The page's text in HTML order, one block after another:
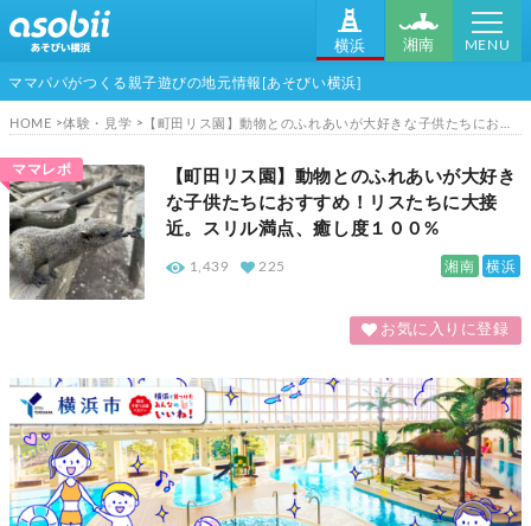
横浜 湘南 MENU
ママパパがつくる親子遊びの地元情報[あそびい横浜]
HOME 体験・見学 【町田リス園】動物とのふれあいが大好きな子供たちにおすすめ！リスたちに大接近。スリル満点、癒し度１００%
ママレポ
【町田リス園】動物とのふれあいが大好き
な子供たちにおすすめ！リスたちに大接
近。スリル満点、癒し度１００%
湘南 横浜
1,439 225
お気に入りに登録